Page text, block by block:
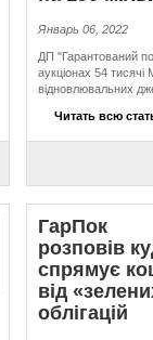
Январь 06, 2022
ДП "Гарантований
аукціонах 54 тисячі
відновлювальних
Читать всю
ГарПок
розповів
спрямує
від
облігацій